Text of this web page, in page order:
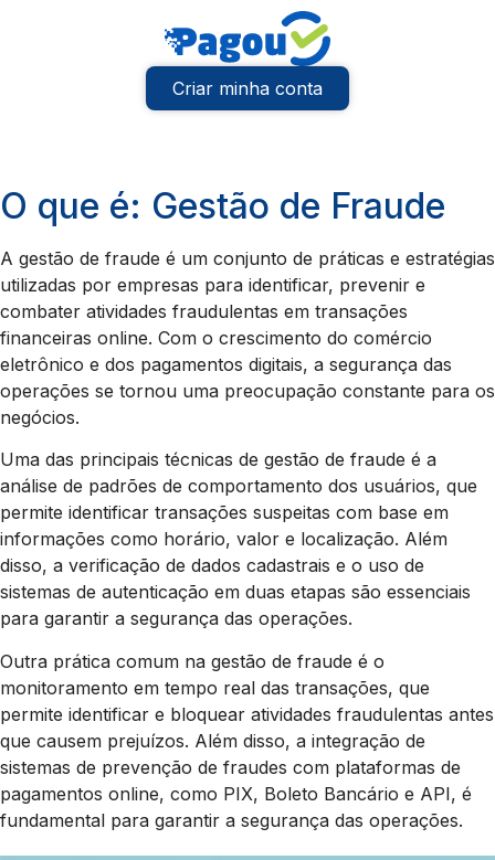
Criar minha conta
O que é: Gestão de Fraude
A gestão de fraude é um conjunto de práticas e estratégias
utilizadas por empresas para identificar, prevenir e
combater atividades fraudulentas em transações
financeiras online. Com o crescimento do comércio
eletrônico e dos pagamentos digitais, a segurança das
operações se tornou uma preocupação constante para os
negócios.
Uma das principais técnicas de gestão de fraude é a
análise de padrões de comportamento dos usuários, que
permite identificar transações suspeitas com base em
informações como horário, valor e localização. Além
disso, a verificação de dados cadastrais e o uso de
sistemas de autenticação em duas etapas são essenciais
para garantir a segurança das operações.
Outra prática comum na gestão de fraude é o
monitoramento em tempo real das transações, que
permite identificar e bloquear atividades fraudulentas antes
que causem prejuízos. Além disso, a integração de
sistemas de prevenção de fraudes com plataformas de
pagamentos online, como PIX, Boleto Bancário e API, é
fundamental para garantir a segurança das operações.